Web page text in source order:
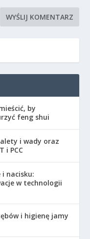
by
feng shui
i wady oraz
i PCC
i nacisku:
w technologii
i higienę jamy